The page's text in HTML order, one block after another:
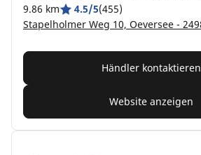
9.86 km 4.5/5(455)
Stapelholmer Weg 10, Oeversee -
Händler kontaktieren
Website anzeigen